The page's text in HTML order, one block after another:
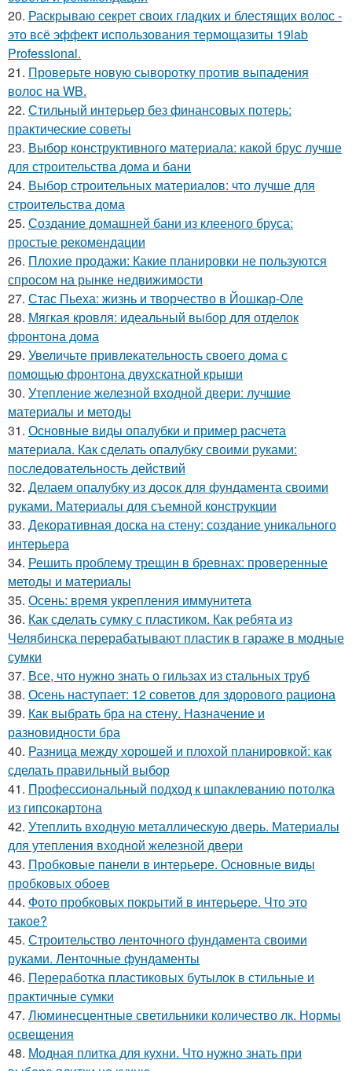
20. Раскрываю секрет своих гладких и блестящих волос -
это всё эффект использования термощазиты 19lab
Professional.
21. Проверьте новую сыворотку против выпадения
волос на WB.
22. Стильный интерьер без финансовых потерь:
практические советы
23. Выбор конструктивного материала: какой брус лучше
для строительства дома и бани
24. Выбор строительных материалов: что лучше для
строительства дома
25. Создание домашней бани из клееного бруса:
простые рекомендации
26. Плохие продажи: Какие планировки не пользуются
спросом на рынке недвижимости
27. Стас Пьеха: жизнь и творчество в Йошкар-Оле
28. Мягкая кровля: идеальный выбор для отделок
фронтона дома
29. Увеличьте привлекательность своего дома с
помощью фронтона двухскатной крыши
30. Утепление железной входной двери: лучшие
материалы и методы
31. Основные виды опалубки и пример расчета
материала. Как сделать опалубку своими руками:
последовательность действий
32. Делаем опалубку из досок для фундамента своими
руками. Материалы для съемной конструкции
33. Декоративная доска на стену: создание уникального
интерьера
34. Решить проблему трещин в бревнах: проверенные
методы и материалы
35. Осень: время укрепления иммунитета
36. Как сделать сумку с пластиком. Как ребята из
Челябинска перерабатывают пластик в гараже в модные
сумки
37. Все, что нужно знать о гильзах из стальных труб
38. Осень наступает: 12 советов для здорового рациона
39. Как выбрать бра на стену. Назначение и
разновидности бра
40. Разница между хорошей и плохой планировкой: как
сделать правильный выбор
41. Профессиональный подход к шпаклеванию потолка
из гипсокартона
42. Утеплить входную металлическую дверь. Материалы
для утепления входной железной двери
43. Пробковые панели в интерьере. Основные виды
пробковых обоев
44. Фото пробковых покрытий в интерьере. Что это
такое?
45. Строительство ленточного фундамента своими
руками. Ленточные фундаменты
46. Переработка пластиковых бутылок в стильные и
практичные сумки
47. Люминесцентные светильники количество лк. Нормы
освещения
48. Модная плитка для кухни. Что нужно знать при